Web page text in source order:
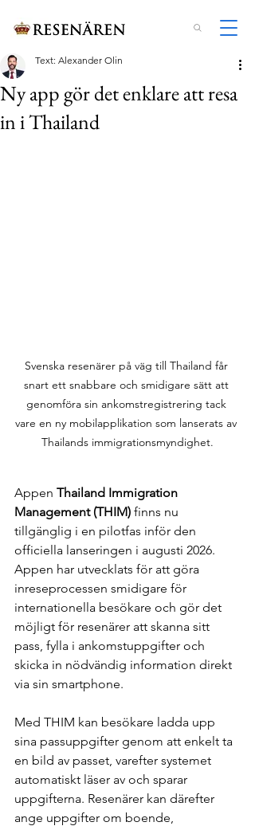
Ny app gör det enklare att resa
in i Thailand
Text: Alexander Olin
Svenska resenärer på väg till Thailand får
snart ett snabbare och smidigare sätt att
genomföra sin ankomstregistrering tack
vare en ny mobilapplikation som lanserats av
Thailands immigrationsmyndighet.
Appen Thailand Immigration
Management (THIM) finns nu
tillgänglig i en pilotfas inför den
officiella lanseringen i augusti 2026.
Appen har utvecklats för att göra
inreseprocessen smidigare för
internationella besökare och gör det
möjligt för resenärer att skanna sitt
pass, fylla i ankomstuppgifter och
skicka in nödvändig information direkt
via sin smartphone.
Med THIM kan besökare ladda upp
sina passuppgifter genom att enkelt ta
en bild av passet, varefter systemet
automatiskt läser av och sparar
uppgifterna. Resenärer kan därefter
ange uppgifter om boende,